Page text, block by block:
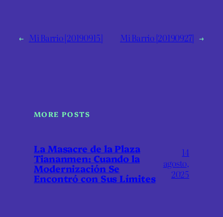
← Mi Barrio [20190915] Mi Barrio [20190927] →
MORE POSTS
La Masacre de la Plaza
Tiananmen: Cuando la
Modernización Se
Encontró con Sus Límites
14
agosto,
2025